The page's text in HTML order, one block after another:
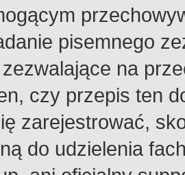
pisemnego
na
czy przepis ten
zarejestrować,
do udzielenia